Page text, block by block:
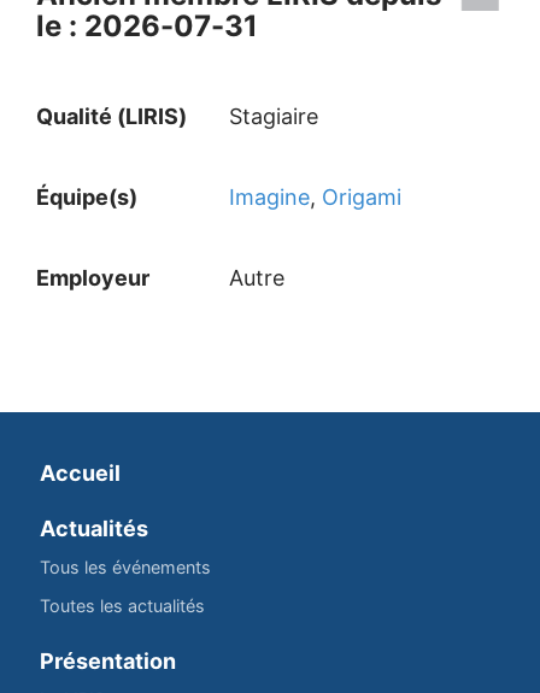
le : 2026-07-31
Qualité (LIRIS) Stagiaire
Équipe(s) Imagine, Origami
Employeur Autre
Accueil
Actualités
Tous les événements
Toutes les actualités
Présentation